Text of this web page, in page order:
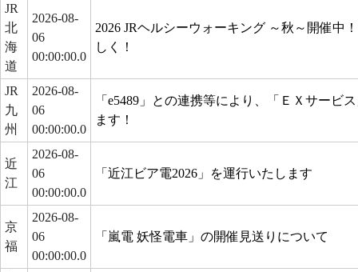
JR
北
海
道
2026-08-
06
00:00:00.0
2026 JRヘルシーウォーキング ～秋～開催中
しく！
JR
九
州
2026-08-
06
00:00:00.0
「e5489」との連携等により、「ＥＸサービ
ます！
近
江
2026-08-
06
00:00:00.0
「近江ビア電2026」を運行いたします
京
福
2026-08-
06
00:00:00.0
「嵐電 妖怪電車」の開催見送りについて